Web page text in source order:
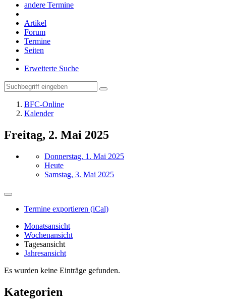
andere Termine
Artikel
Forum
Termine
Seiten
Erweiterte Suche
BFC-Online
Kalender
Freitag, 2. Mai 2025
Donnerstag, 1. Mai 2025
Heute
Samstag, 3. Mai 2025
Termine exportieren (iCal)
Monatsansicht
Wochenansicht
Tagesansicht
Jahresansicht
Es wurden keine Einträge gefunden.
Kategorien